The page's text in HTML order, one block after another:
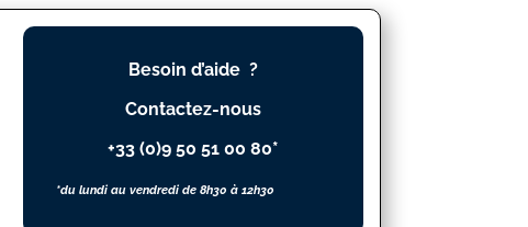
Besoin d’aide ?
Contactez-nous
+33 (0)9 50 51 00 80*
*du lundi au vendredi de 8h30 à 12h30